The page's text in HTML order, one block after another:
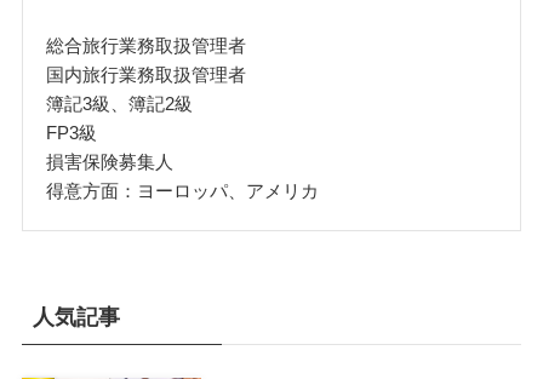
総合旅行業務取扱管理者
国内旅行業務取扱管理者
簿記3級、簿記2級
FP3級
損害保険募集人
得意方面：ヨーロッパ、アメリカ
人気記事